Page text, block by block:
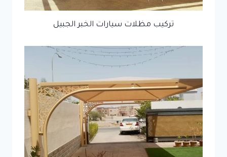
تركيب مظلات سيارات الخبر الجبيل